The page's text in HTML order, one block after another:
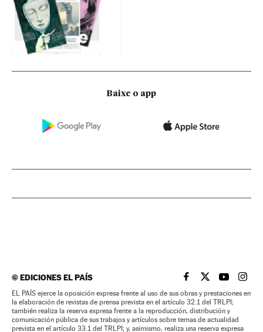
Baixe o app
©EDICIONES EL PAÍS EL PAÍS BRASIL EN
EL PAÍSEL PAÍS
EL
EL PAÍS ejerce la oposición expresa frente al uso de sus obras y prestaciones en
la elaboración de revistas de prensa prevista en el artículo 32.1 del TRLPI;
también realiza la reserva expresa frente a la reproducción, distribución y
comunicación pública de sus trabajos y artículos sobre temas de actualidad
prevista en el artículo 33.1 del TRLPI; y, asimismo, realiza una reserva expresa